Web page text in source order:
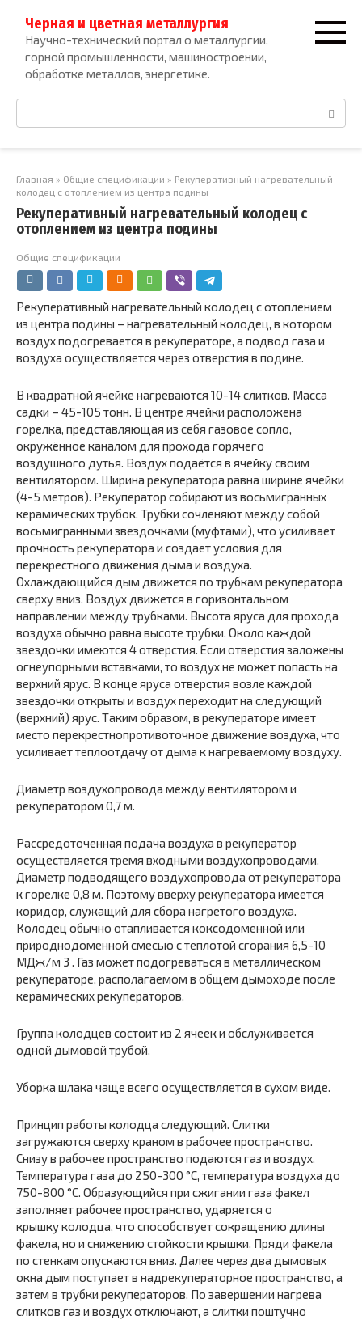
контенту
Черная и цветная металлургия
Научно-технический портал о металлургии,
горной промышленности, машиностроении,
обработке металлов, энергетике.
Поиск:
Главная » Общие спецификации » Рекуперативный нагревательный
колодец с отоплением из центра подины
Рекуперативный нагревательный колодец с
отоплением из центра подины
Общие спецификации
Рекуперативный нагревательный колодец с отоплением
из центра подины – нагревательный колодец, в котором
воздух подогревается в рекуператоре, а подвод газа и
воздуха осуществляется через отверстия в подине.
В квадратной ячейке нагреваются 10-14 слитков. Масса
садки – 45-105 тонн. В центре ячейки расположена
горелка, представляющая из себя газовое сопло,
окружённое каналом для прохода горячего
воздушного дутья. Воздух подаётся в ячейку своим
вентилятором. Ширина рекуператора равна ширине ячейки
(4-5 метров). Рекуператор собирают из восьмигранных
керамических трубок. Трубки сочленяют между собой
восьмигранными звездочками (муфтами), что усиливает
прочность рекуператора и создает условия для
перекрестного движения дыма и воздуха.
Охлаждающийся дым движется по трубкам рекуператора
сверху вниз. Воздух движется в горизонтальном
направлении между трубками. Высота яруса для прохода
воздуха обычно равна высоте трубки. Около каждой
звездочки имеются 4 отверстия. Если отверстия заложены
огнеупорными вставками, то воздух не может попасть на
верхний ярус. В конце яруса отверстия возле каждой
звездочки открыты и воздух переходит на следующий
(верхний) ярус. Таким образом, в рекуператоре имеет
место перекрестнопротивоточное движение воздуха, что
усиливает теплоотдачу от дыма к нагреваемому воздуху.
Диаметр воздухопровода между вентилятором и
рекуператором 0,7 м.
Рассредоточенная подача воздуха в рекуператор
осуществляется тремя входными воздухопроводами.
Диаметр подводящего воздухопровода от рекуператора
к горелке 0,8 м. Поэтому вверху рекуператора имеется
коридор, служащий для сбора нагретого воздуха.
Колодец обычно отапливается коксодоменной или
природнодоменной смесью с теплотой сгорания 6,5-10
МДж/м 3 . Газ может подогреваться в металлическом
рекуператоре, располагаемом в общем дымоходе после
керамических рекуператоров.
Группа колодцев состоит из 2 ячеек и обслуживается
одной дымовой трубой.
Уборка шлака чаще всего осуществляется в сухом виде.
Принцип работы колодца следующий. Слитки
загружаются сверху краном в рабочее пространство.
Снизу в рабочее пространство подаются газ и воздух.
Температура газа до 250-300 °С, температура воздуха до
750-800 °С. Образующийся при сжигании газа факел
заполняет рабочее пространство, ударяется о
крышку колодца, что способствует сокращению длины
факела, но и снижению стойкости крышки. Пряди факела
по стенкам опускаются вниз. Далее через два дымовых
окна дым поступает в надрекуператорное пространство, а
затем в трубки рекуператоров. По завершении нагрева
слитков газ и воздух отключают, а слитки поштучно